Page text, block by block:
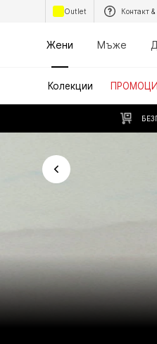
Outlet Контакт
Жени Мъже
Колекции